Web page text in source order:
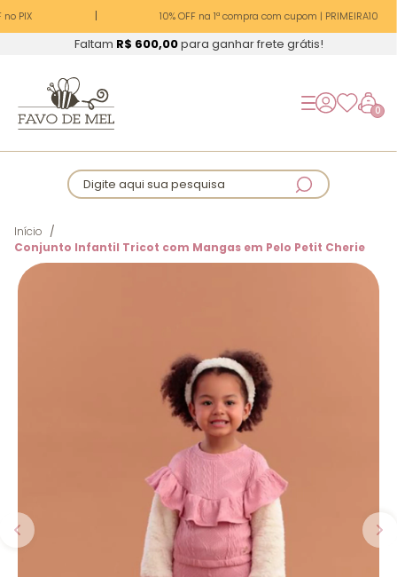
PIX 10% OFF na 1ª compra com cupom | PRIMEIRA10
Faltam R$ 600,00para ganhar frete grátis!
0
Digite aqui sua pesquisa
Início
Conjunto Infantil Tricot com Mangas em Pelo Petit Cherie